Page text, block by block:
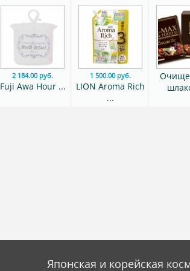
2 184.00 руб.
Fuji Awa Hour ...
1 500.00 руб.
LION Aroma Rich
...
Японская и корейская